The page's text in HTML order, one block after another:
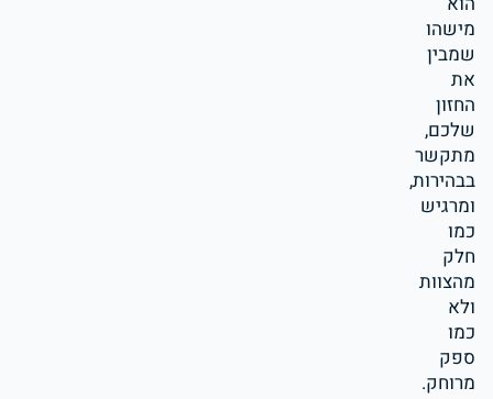
מישהו
שמבין
את
החזון
שלכם,
מתקשר
בבהירות,
ומרגיש
כמו
חלק
מהצוות
ולא
כמו
ספק
מרוחק.